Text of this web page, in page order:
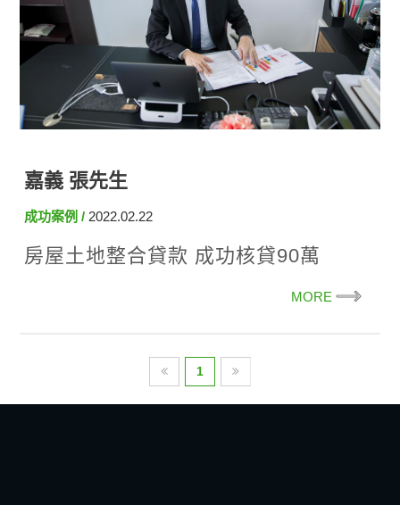
嘉義 張先生
成功案例 2022.02.22
房屋土地整合貸款 成功核貸90萬
MORE
1